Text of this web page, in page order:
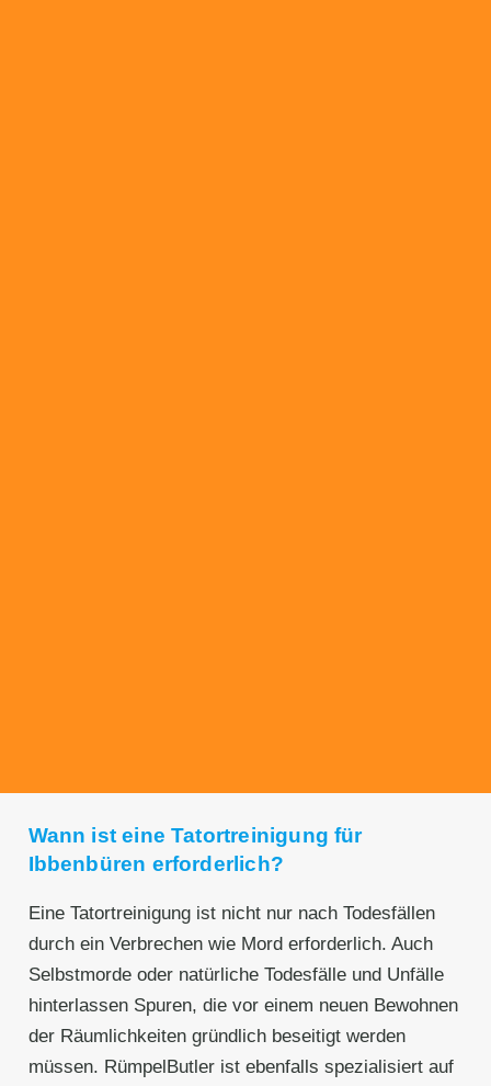
Wann ist eine Tatortreinigung für
Ibbenbüren erforderlich?
Eine Tatortreinigung ist nicht nur nach Todesfällen
durch ein Verbrechen wie Mord erforderlich. Auch
Selbstmorde oder natürliche Todesfälle und Unfälle
hinterlassen Spuren, die vor einem neuen Bewohnen
der Räumlichkeiten gründlich beseitigt werden
müssen. RümpelButler ist ebenfalls spezialisiert auf